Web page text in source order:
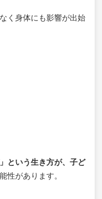
く身体にも影響が出始
という生き方が、子ど
性があります。